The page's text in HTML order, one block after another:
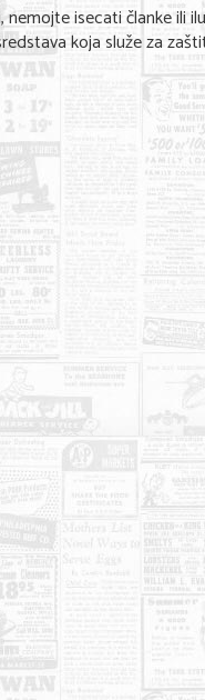
isecati članke ili
koja služe za